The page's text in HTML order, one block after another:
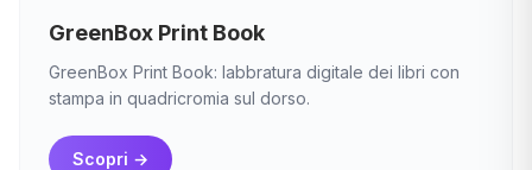
GreenBox Print Book
GreenBox Print Book: labbratura digitale dei libri con
stampa in quadricromia sul dorso.
Scopri →